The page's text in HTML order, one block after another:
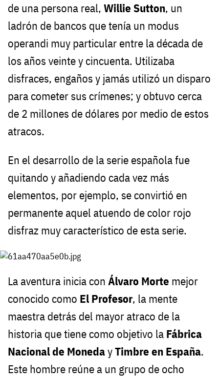
de una persona real, Willie Sutton, un
ladrón de bancos que tenía un modus
operandi muy particular entre la década de
los años veinte y cincuenta. Utilizaba
disfraces, engaños y jamás utilizó un disparo
para cometer sus crímenes; y obtuvo cerca
de 2 millones de dólares por medio de estos
atracos.
En el desarrollo de la serie española fue
quitando y añadiendo cada vez más
elementos, por ejemplo, se convirtió en
permanente aquel atuendo de color rojo
disfraz muy característico de esta serie.
La aventura inicia con Álvaro Morte mejor
conocido como El Profesor, la mente
maestra detrás del mayor atraco de la
historia que tiene como objetivo la Fábrica
Nacional de MonedayTimbre en España.
Este hombre reúne a un grupo de ocho